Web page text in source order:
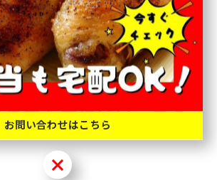
い方におすすめです。
在な唐揚げソースの
お問い合わせはこちら
お問い合わせはこちら